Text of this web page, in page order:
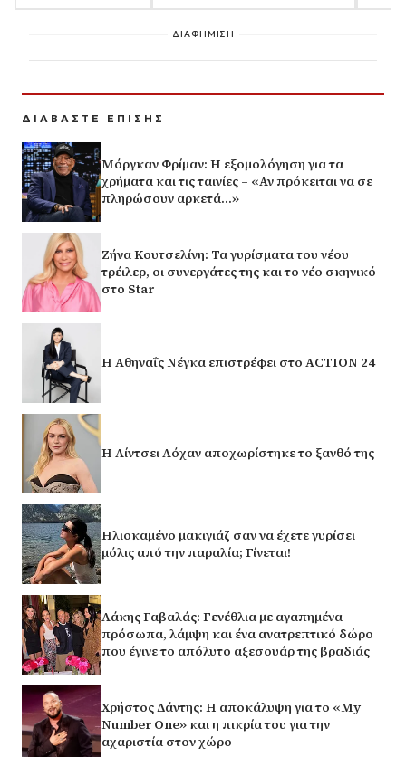
ΔΙΑΦΗΜΙΣΗ
ΔΙΑΒΑΣΤΕ ΕΠΙΣΗΣ
Μόργκαν Φρίμαν: Η εξομολόγηση για τα
χρήματα και τις ταινίες – «Αν πρόκειται να σε
πληρώσουν αρκετά…»
Ζήνα Κουτσελίνη: Τα γυρίσματα του νέου
τρέιλερ, οι συνεργάτες της και το νέο σκηνικό
στο Star
Η Αθηναΐς Νέγκα επιστρέφει στο ACTION 24
Η Λίντσει Λόχαν αποχωρίστηκε το ξανθό της
Ηλιοκαμένο μακιγιάζ σαν να έχετε γυρίσει
μόλις από την παραλία; Γίνεται!
Λάκης Γαβαλάς: Γενέθλια με αγαπημένα
πρόσωπα, λάμψη και ένα ανατρεπτικό δώρο
που έγινε το απόλυτο αξεσουάρ της βραδιάς
Χρήστος Δάντης: Η αποκάλυψη για το «My
Number One» και η πικρία του για την
αχαριστία στον χώρο